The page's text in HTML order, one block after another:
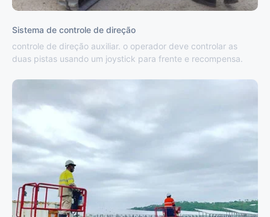
Sistema de controle de direção
controle de direção auxiliar. o operador deve controlar as
duas pistas usando um joystick para frente e recompensa.